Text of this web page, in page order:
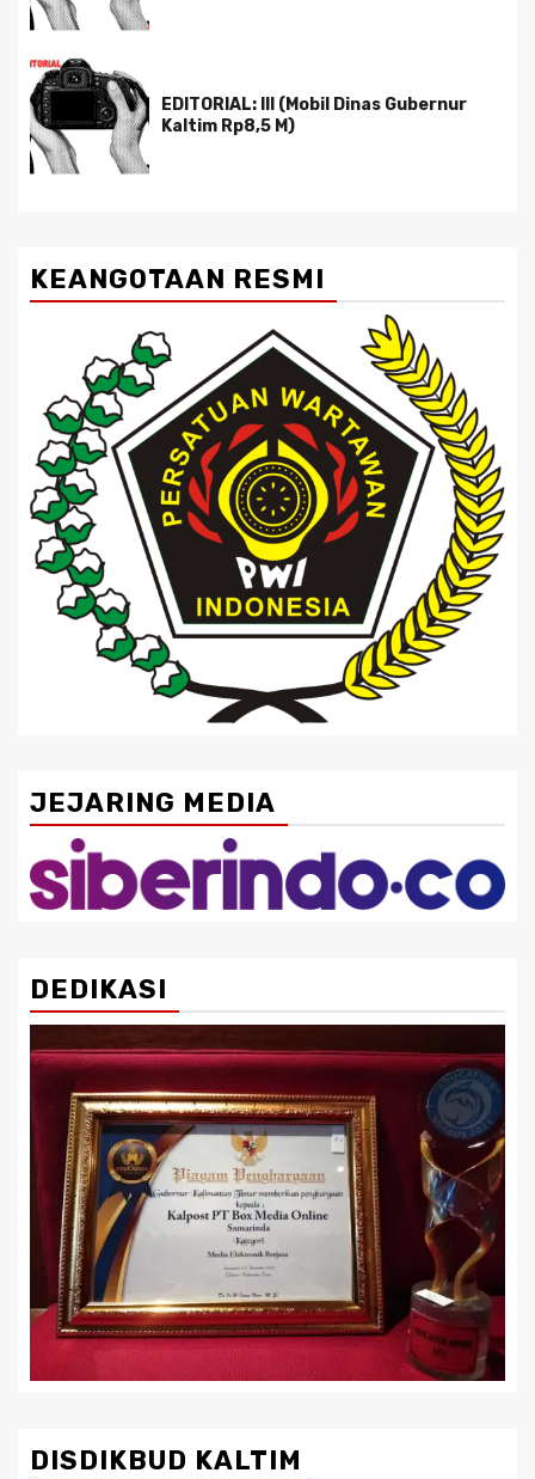
EDITORIAL: III (Mobil Dinas Gubernur
Kaltim Rp8,5 M)
KEANGOTAAN RESMI
JEJARING MEDIA
DEDIKASI
DISDIKBUD KALTIM